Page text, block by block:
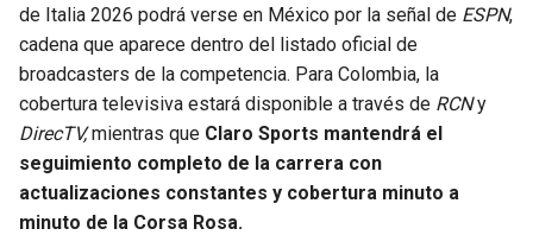
de Italia 2026 podrá verse en México por la señal de ESPN,
cadena que aparece dentro del listado oficial de
broadcasters de la competencia. Para Colombia, la
cobertura televisiva estará disponible a través de RCNy
DirecTV,mientras que Claro Sports mantendrá el
seguimiento completo de la carrera con
actualizaciones constantes y cobertura minuto a
minuto de la Corsa Rosa.